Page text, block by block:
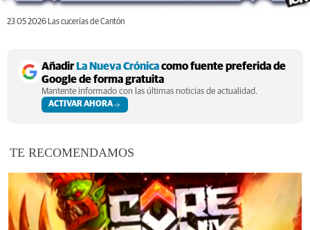
23 05 2026 Las cucerías de Cantón
Añadir La Nueva Crónicacomo fuente preferida de
Google de forma gratuita
Mantente informado con las últimas noticias de actualidad.
ACTIVAR AHORA
TE RECOMENDAMOS